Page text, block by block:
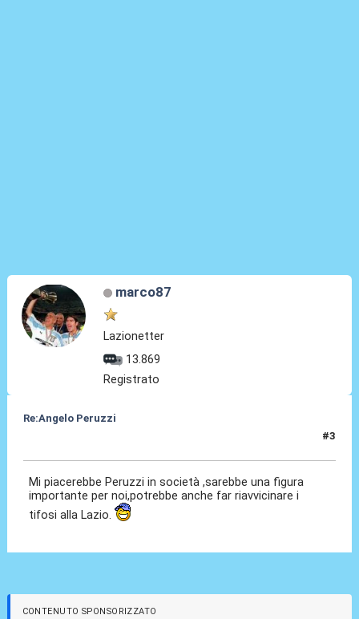
marco87
Lazionetter
13.869
Registrato
Re:Angelo Peruzzi
#3
Mi piacerebbe Peruzzi in società ,sarebbe una figura
importante per noi,potrebbe anche far riavvicinare i
tifosi alla Lazio.
CONTENUTO SPONSORIZZATO